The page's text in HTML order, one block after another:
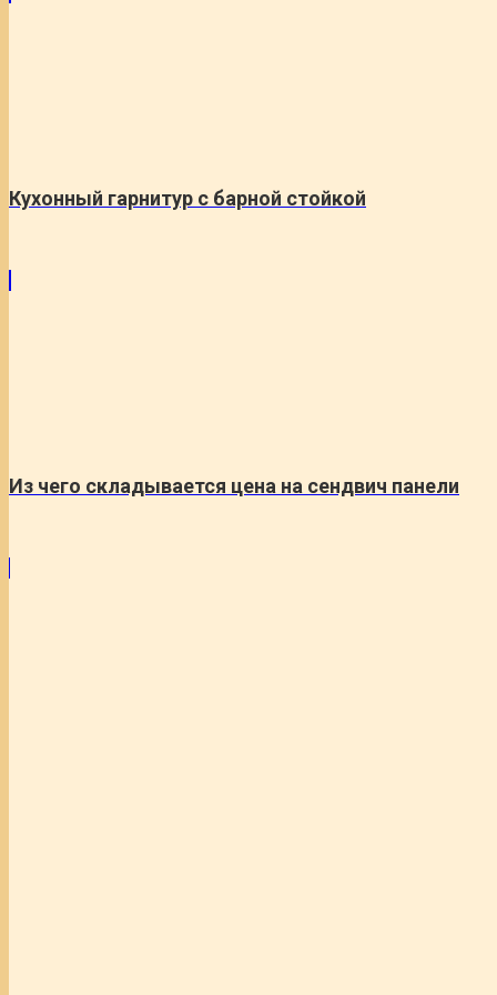
Кухонный гарнитур с барной стойкой
Из чего складывается цена на сендвич панели